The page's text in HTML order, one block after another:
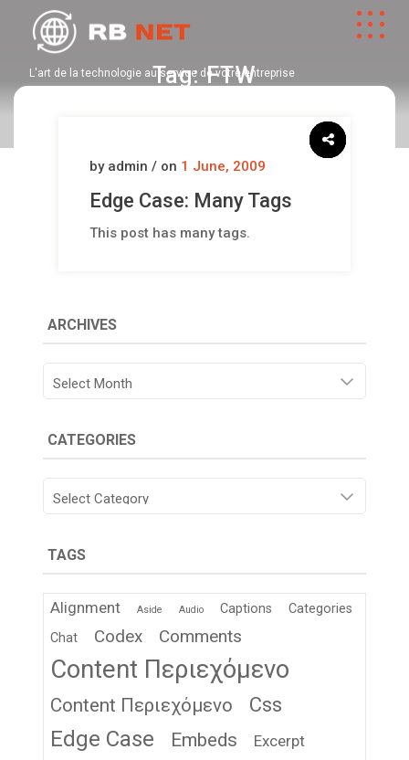
L'art de la technologie au service de votre entreprise
Tag:FTW
by admin / on 1 June, 2009
Edge Case: Many Tags
This post has many tags.
ARCHIVES
CATEGORIES
TAGS
Alignment Aside Audio Captions
Categories
Chat
Codex Comments
Content Περιεχόμενο
Content Περιεχόμενο Css
Edge Case Embeds
Excerpt